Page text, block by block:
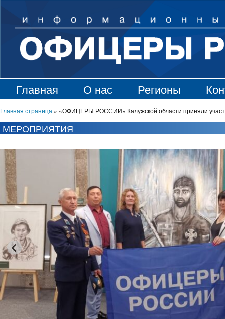
Главная О нас Регионы
Главная страница » «ОФИЦЕРЫ РОССИИ» Калужской области приняли
МЕРОПРИЯТИЯ